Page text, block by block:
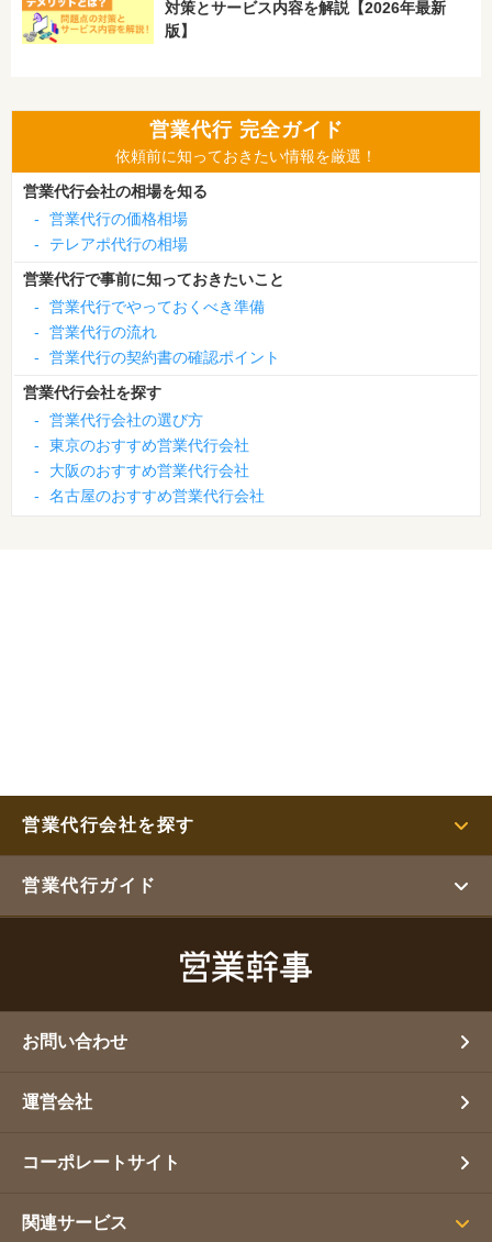
対策とサービス内容を解説【2026年最新
版】
営業代行 完全ガイド
依頼前に知っておきたい情報を厳選！
営業代行会社の相場を知る
-
営業代行の価格相場
-
テレアポ代行の相場
営業代行で事前に知っておきたいこと
-
営業代行でやっておくべき準備
-
営業代行の流れ
-
営業代行の契約書の確認ポイント
営業代行会社を探す
-
営業代行会社の選び方
-
東京のおすすめ営業代行会社
-
大阪のおすすめ営業代行会社
-
名古屋のおすすめ営業代行会社
営業代行会社を探す
営業代行ガイド
お問い合わせ
運営会社
コーポレートサイト
関連サービス